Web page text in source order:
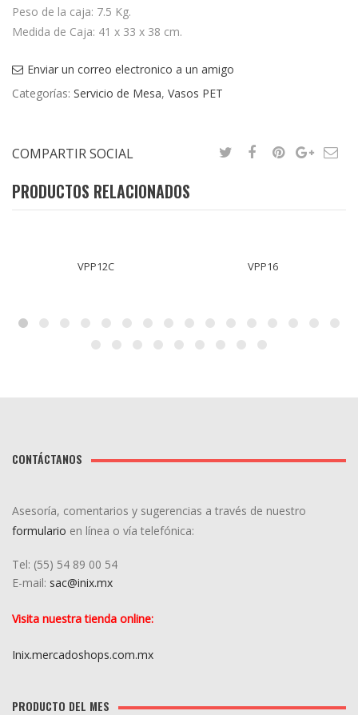
Peso de la caja: 7.5 Kg.
Medida de Caja: 41 x 33 x 38 cm.
Enviar un correo electronico a un amigo
Categorías: Servicio de Mesa, Vasos PET
COMPARTIR SOCIAL
PRODUCTOS RELACIONADOS
VPP12C VPP16
CONTÁCTANOS
Asesoría, comentarios y sugerencias a través de nuestro
formulario en línea o vía telefónica:
Tel: (55) 54 89 00 54
E-mail: sac@inix.mx
Visita nuestra tienda online:
Inix.mercadoshops.com.mx
PRODUCTO DEL MES